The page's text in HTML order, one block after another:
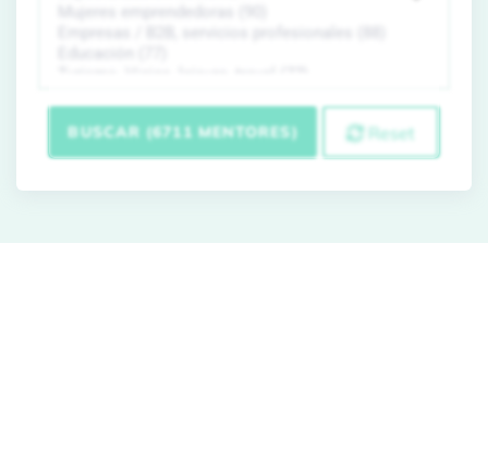
BUSCAR (6711 MENTORES) Reset